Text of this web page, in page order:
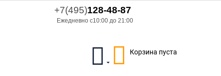
+7(495)128-48-87
Ежедневно с10:00 до 21:00
Корзина пуста